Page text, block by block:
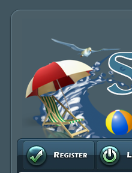
Registruj se Prijavite se